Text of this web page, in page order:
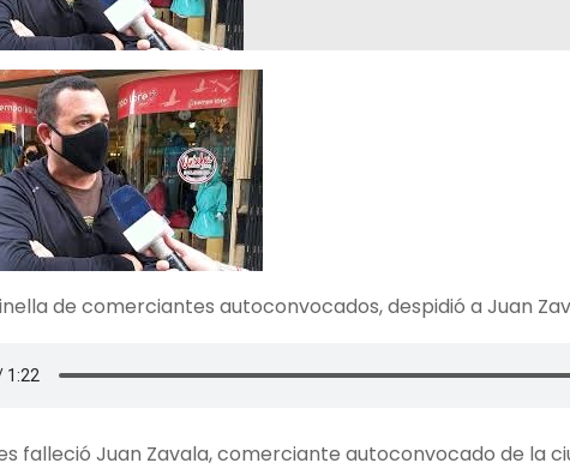
de comerciantes autoconvocados, despidió a Juan
falleció Juan Zavala, comerciante autoconvocado de la